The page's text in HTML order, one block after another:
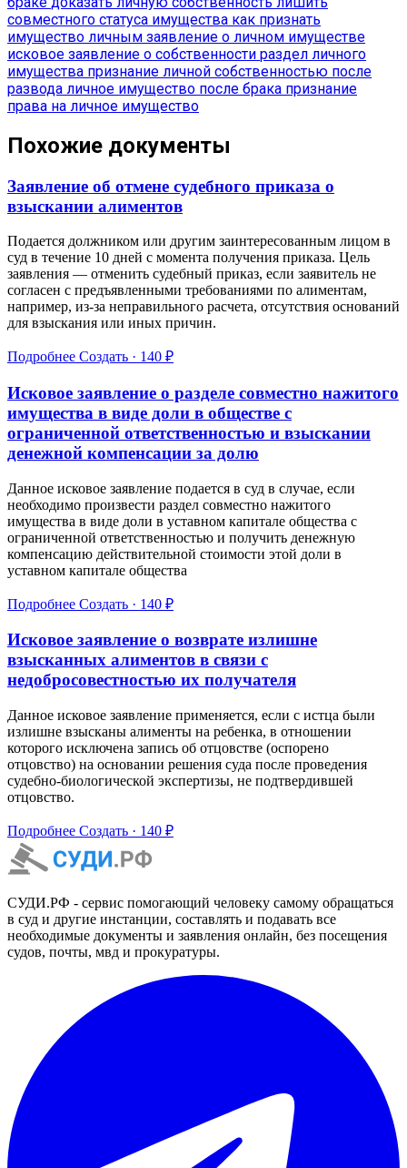
совместного статуса имущества как признать
имущество личным заявление о личном имуществе
исковое заявление о собственности раздел личного
имущества признание личной собственностью после
развода личное имущество после брака признание
права на личное имущество
Похожие документы
Заявление об отмене судебного приказа о
взыскании алиментов
Подается должником или другим заинтересованным лицом в
суд в течение 10 дней с момента получения приказа. Цель
заявления — отменить судебный приказ, если заявитель не
согласен с предъявленными требованиями по алиментам,
например, из-за неправильного расчета, отсутствия оснований
для взыскания или иных причин.
Подробнее Создать · 140 ₽
Исковое заявление о разделе совместно нажитого
имущества в виде доли в обществе с
ограниченной ответственностью и взыскании
денежной компенсации за долю
Данное исковое заявление подается в суд в случае, если
необходимо произвести раздел совместно нажитого
имущества в виде доли в уставном капитале общества с
ограниченной ответственностью и получить денежную
компенсацию действительной стоимости этой доли в
уставном капитале общества
Подробнее Создать · 140 ₽
Исковое заявление о возврате излишне
взысканных алиментов в связи с
недобросовестностью их получателя
Данное исковое заявление применяется, если с истца были
излишне взысканы алименты на ребенка, в отношении
которого исключена запись об отцовстве (оспорено
отцовство) на основании решения суда после проведения
судебно-биологической экспертизы, не подтвердившей
отцовство.
Подробнее Создать · 140 ₽
СУДИ.РФ - сервис помогающий человеку самому обращаться
в суд и другие инстанции, составлять и подавать все
необходимые документы и заявления онлайн, без посещения
судов, почты, мвд и прокуратуры.